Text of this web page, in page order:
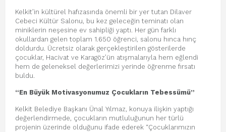
Kelkit’in kültürel hafızasında önemli bir yer tutan Dilaver
Cebeci Kültür Salonu, bu kez geleceğin teminatı olan
miniklerin neşesine ev sahipliği yaptı. Her gün farklı
okullardan gelen toplam 1.650 öğrenci, salonu hınca hınç
doldurdu. Ücretsiz olarak gerçekleştirilen gösterilerde
çocuklar, Hacivat ve Karagöz’ün atışmalarıyla hem eğlendi
hem de geleneksel değerlerimizi yerinde öğrenme fırsatı
buldu.
“En Büyük Motivasyonumuz Çocukların Tebessümü”
Kelkit Belediye Başkanı Ünal Yılmaz, konuya ilişkin yaptığı
değerlendirmede, çocukların mutluluğunun her türlü
projenin üzerinde olduğunu ifade ederek “Çocuklarımızın